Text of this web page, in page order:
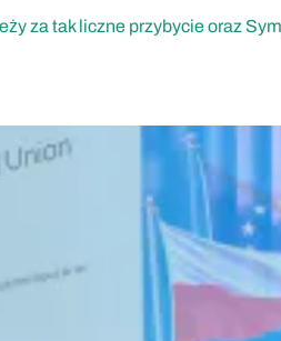
za tak liczne przybycie oraz